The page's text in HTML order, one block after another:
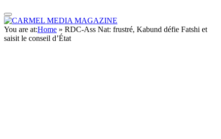
You are at:Home » RDC-Ass Nat: frustré, Kabund défie Fatshi et
saisit le conseil d’État